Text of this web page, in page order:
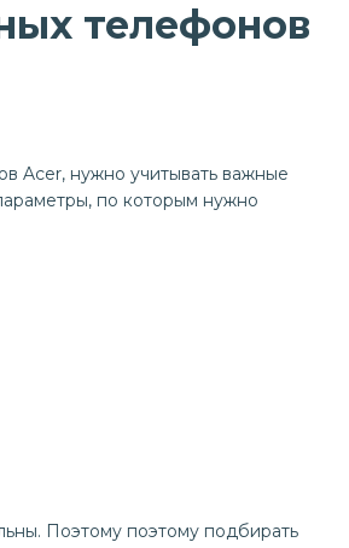
телефонов
Acer, нужно учитывать важные
по которым нужно
Поэтому поэтому подбирать